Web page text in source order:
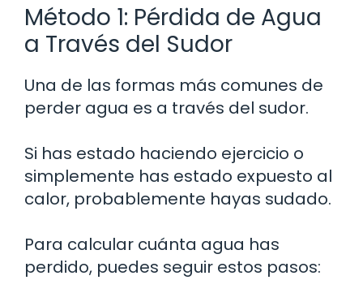
Método 1: Pérdida de Agua
a Través del Sudor
Una de las formas más comunes de
perder agua es a través del sudor.
Si has estado haciendo ejercicio o
simplemente has estado expuesto al
calor, probablemente hayas sudado.
Para calcular cuánta agua has
perdido, puedes seguir estos pasos: